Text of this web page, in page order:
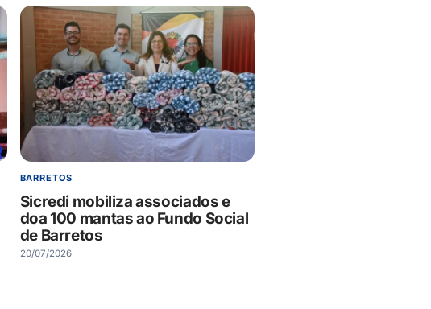
BARRETOS
Sicredi mobiliza associados e
doa 100 mantas ao Fundo Social
de Barretos
20/07/2026